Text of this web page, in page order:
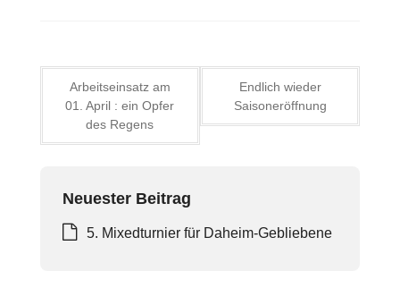
Beitragsnavigation
Arbeitseinsatz am
01. April : ein Opfer
des Regens
Endlich wieder
Saisoneröffnung
Neuester Beitrag
5. Mixedturnier für Daheim-Gebliebene